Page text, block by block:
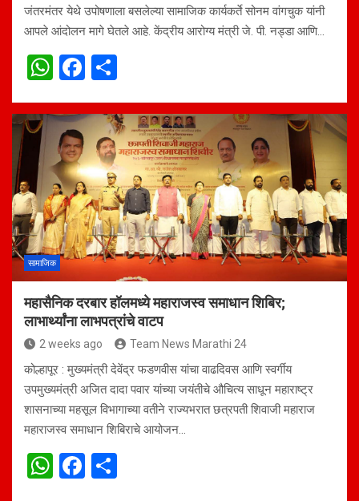
जंतरमंतर येथे उपोषणाला बसलेल्या सामाजिक कार्यकर्ते सोनम वांगचुक यांनी
आपले आंदोलन मागे घेतले आहे. केंद्रीय आरोग्य मंत्री जे. पी. नड्डा आणि…
W
at
s
A
p
p
F
ce
b
o
o
k
ar
e
सामाजिक
महासैनिक दरबार हॉलमध्ये महाराजस्व समाधान शिबिर;
लाभार्थ्यांना लाभपत्रांचे वाटप
2 weeks ago Team News Marathi 24
कोल्हापूर : मुख्यमंत्री देवेंद्र फडणवीस यांचा वाढदिवस आणि स्वर्गीय
उपमुख्यमंत्री अजित दादा पवार यांच्या जयंतीचे औचित्य साधून महाराष्ट्र
शासनाच्या महसूल विभागाच्या वतीने राज्यभरात छत्रपती शिवाजी महाराज
महाराजस्व समाधान शिबिराचे आयोजन…
W
F